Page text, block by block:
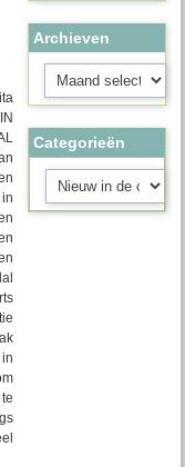
Archieven
Archieven
Categorieën
Categorieën